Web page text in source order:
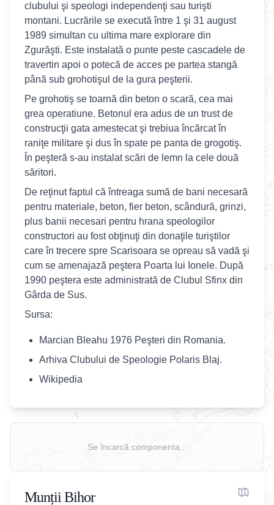
clubului şi speologi independenţi sau turişti
montani. Lucrările se execută între 1 şi 31 august
1989 simultan cu ultima mare explorare din
Zgurăşti. Este instalată o punte peste cascadele de
travertin apoi o potecă de acces pe partea stangă
până sub grohotişul de la gura peşterii.
Pe grohotiş se toarnă din beton o scară, cea mai
grea operatiune. Betonul era adus de un trust de
construcţii gata amestecat şi trebiua încărcat în
raniţe militare şi dus în spate pe panta de grogotiş.
În peşteră s-au instalat scări de lemn la cele două
săritori.
De reţinut faptul că întreaga sumă de bani necesară
pentru materiale, beton, fier beton, scândură, grinzi,
plus banii necesari pentru hrana speologilor
constructori au fost obţinuţi din donaţile turiştilor
care în trecere spre Scarisoara se opreau să vadă şi
cum se amenajază peştera Poarta lui Ionele. După
1990 peştera este administrată de Clubul Sfinx din
Gârda de Sus.
Sursa:
Marcian Bleahu 1976 Peşteri din Romania.
Arhiva Clubului de Speologie Polaris Blaj.
Wikipedia
Se încarcă componenta...
Munții Bihor